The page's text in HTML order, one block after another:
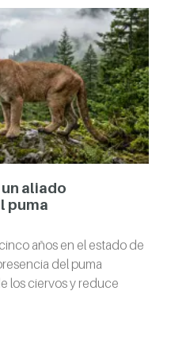
aliado
puma
años en el estado de
del puma
los ciervos y reduce